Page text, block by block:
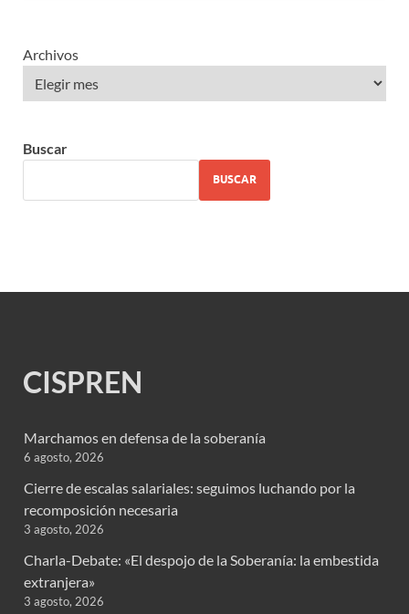
Archivos
Buscar
BUSCAR
CISPREN
Marchamos en defensa de la soberanía
6 agosto, 2026
Cierre de escalas salariales: seguimos luchando por la
recomposición necesaria
3 agosto, 2026
Charla-Debate: «El despojo de la Soberanía: la embestida
extranjera»
3 agosto, 2026